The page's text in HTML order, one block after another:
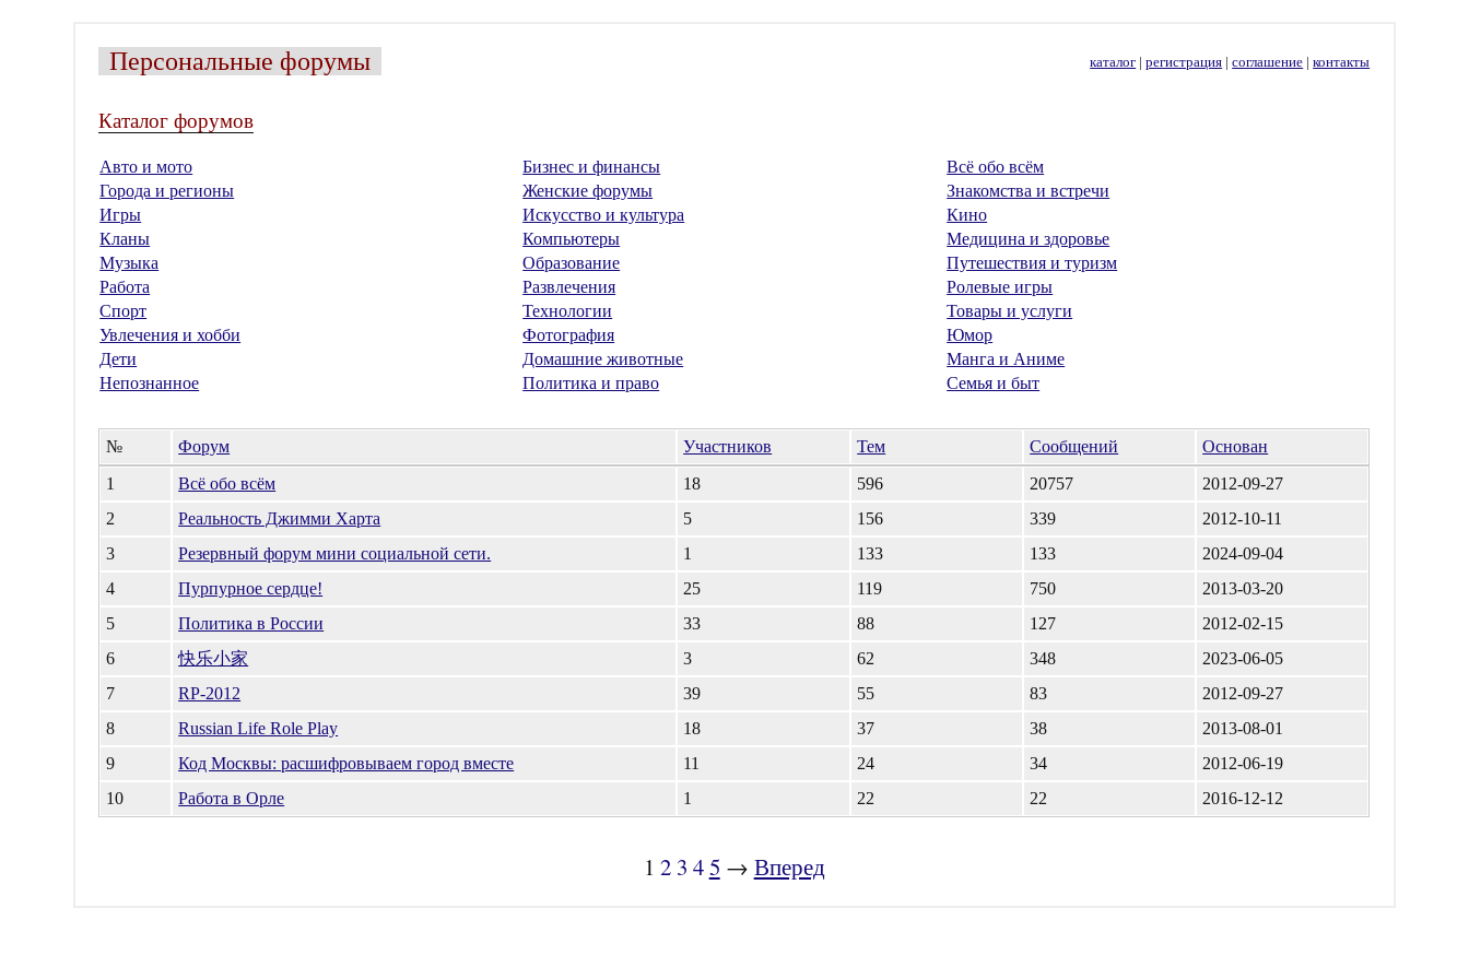
Персональные форумы каталог |регистрация |соглашение |контакты
Каталог форумов
Авто и мото Бизнес и финансы
Всё обо всём
Города и регионы
Женские форумы
Знакомства и встречи
Игры
Искусство и культура
Кино
Кланы
Компьютеры
Медицина и здоровье
Музыка
Образование
Путешествия и туризм
Работа
Развлечения
Ролевые игры
Спорт
Технологии
Товары и услуги
Увлечения и хобби
Фотография
Юмор
Дети
Домашние животные
Манга и Аниме
Непознанное
Политика и право Семья и быт
№ Форум Участников Тем Сообщений
Основан
1
Всё обо всём 18 596 20757
2012-09-27
2
Реальность Джимми Харта 5 156 339
2012-10-11
3
Резервный форум мини социальной сети. 1 133 133
2024-09-04
4
Пурпурное сердце! 25 119 750
2013-03-20
5
Политика в России 33 88 127
2012-02-15
6
快乐小家 3 62 348
2023-06-05
7
RP-2012 39 55 83
2012-09-27
8
Russian Life Role Play 18 37 38
2013-08-01
9
Код Москвы: расшифровываем город вместе 11 24 34
2012-06-19
10
Работа в Орле 1 22 22 2016-12-12
1 2 3 45 → Вперед